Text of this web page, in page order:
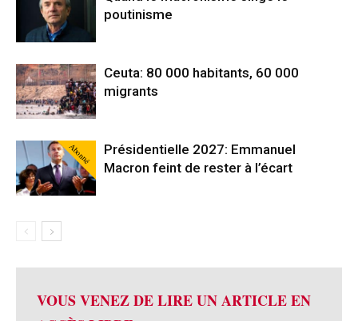
poutinisme
Ceuta: 80 000 habitants, 60 000
migrants
Abonné
Présidentielle 2027: Emmanuel
Macron feint de rester à l’écart
VOUS VENEZ DE LIRE UN ARTICLE EN